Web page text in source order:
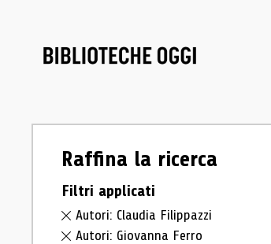
Raffina la ricerca
Filtri applicati
Autori: Claudia Filippazzi
Autori: Giovanna Ferro